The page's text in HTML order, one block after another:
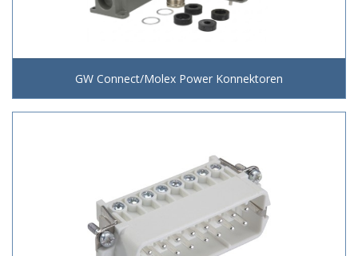
GW Connect/Molex Power Konnektoren